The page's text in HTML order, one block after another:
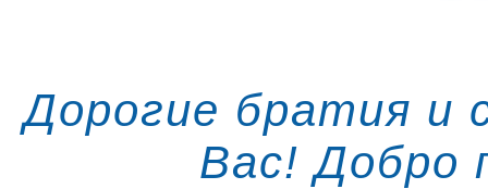
Дорогие братия и
Вас! Добро